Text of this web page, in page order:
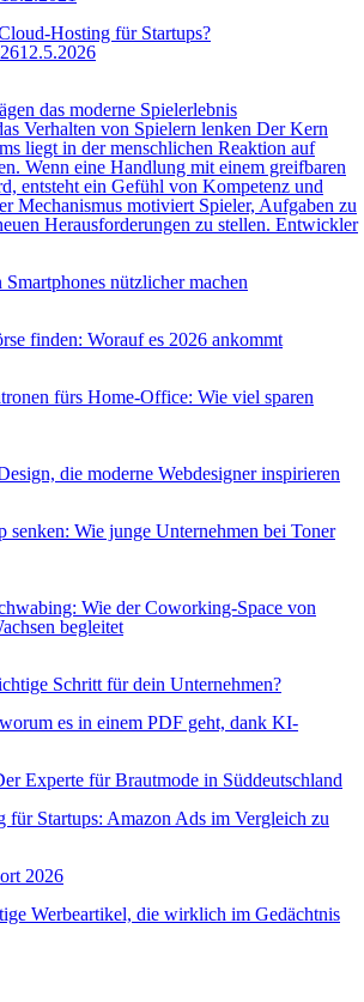
Hosting für Startups?
12.5.2026
das moderne Spielerlebnis
Verhalten von Spielern lenken Der Kern
liegt in der menschlichen Reaktion auf
Wenn eine Handlung mit einem greifbaren
entsteht ein Gefühl von Kompetenz und
Mechanismus motiviert Spieler, Aufgaben zu
Herausforderungen zu stellen. Entwickler
nützlicher machen
finden: Worauf es 2026 ankommt
fürs Home-Office: Wie viel sparen
die moderne Webdesigner inspirieren
senken: Wie junge Unternehmen bei Toner
Wie der Coworking-Space von
begleitet
Schritt für dein Unternehmen?
es in einem PDF geht, dank KI-
Experte für Brautmode in Süddeutschland
für Startups: Amazon Ads im Vergleich zu
2026
Werbeartikel, die wirklich im Gedächtnis